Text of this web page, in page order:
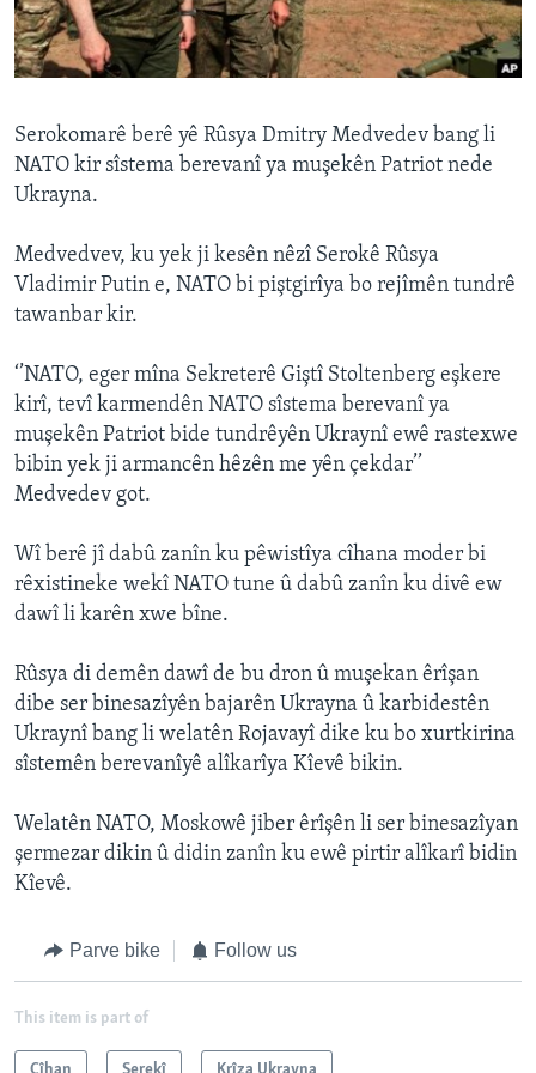
ÇAND Û HUNER
SERNIVÎS
Learning English
Serokomarê berê yê Rûsya Dmitry Medvedev bang li
NATO kir sîstema berevanî ya muşekên Patriot nede
Ukrayna.
Medvedvev, ku yek ji kesên nêzî Serokê Rûsya
Vladimir Putin e, NATO bi piştgirîya bo rejîmên tundrê
tawanbar kir.
‘’NATO, eger mîna Sekreterê Giştî Stoltenberg eşkere
kirî, tevî karmendên NATO sîstema berevanî ya
muşekên Patriot bide tundrêyên Ukraynî ewê rastexwe
bibin yek ji armancên hêzên me yên çekdar’’
Medvedev got.
Wî berê jî dabû zanîn ku pêwistîya cîhana moder bi
rêxistineke wekî NATO tune û dabû zanîn ku divê ew
dawî li karên xwe bîne.
Rûsya di demên dawî de bu dron û muşekan êrîşan
dibe ser binesazîyên bajarên Ukrayna û karbidestên
Ukraynî bang li welatên Rojavayî dike ku bo xurtkirina
sîstemên berevanîyê alîkarîya Kîevê bikin.
Welatên NATO, Moskowê jiber êrîşên li ser binesazîyan
şermezar dikin û didin zanîn ku ewê pirtir alîkarî bidin
Kîevê.
Parve bike Follow us
This item is part of